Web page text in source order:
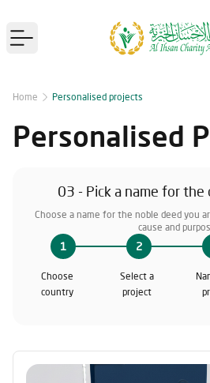
Open main menu
Home Personalised projects
Personalised
03 - Pick a name for
Choose a name for the noble deed you
cause and
1 2
Choose
country
Select a
project